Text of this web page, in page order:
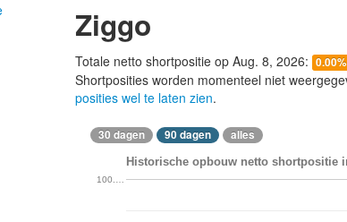
Ziggo
Totale netto shortpositie op Aug. 8, 2026: 0.00%
Shortposities worden momenteel niet
posities wel te laten zien.
30 dagen 90 dagen alles
Historische opbouw netto shortpositie
100.…